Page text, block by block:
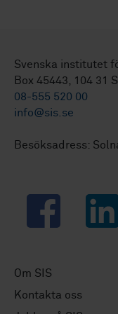
Svenska institutet
Box 45443, 104 31
08-555 520 00
info@sis.se
Besöksadress:
Facebook
Om SIS
Kontakta oss